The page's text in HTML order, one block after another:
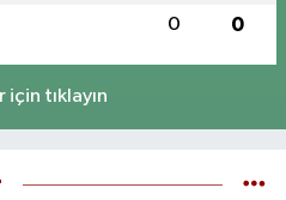
0 0
için tıklayın